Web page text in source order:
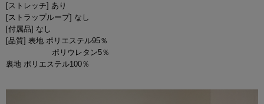
[ストレッチ] あり
[ストラップループ] なし
[付属品] なし
[品質] 表地 ポリエステル95％
ポリウレタン5％
裏地 ポリエステル100％